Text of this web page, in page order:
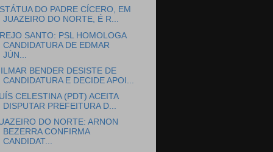
DO PADRE CÍCERO, EM
JUAZEIRO DO NORTE, É R...
SANTO: PSL HOMOLOGA
CANDIDATURA DE EDMAR
JÚN...
BENDER DESISTE DE
CANDIDATURA E DECIDE APOI...
CELESTINA (PDT) ACEITA
DISPUTAR PREFEITURA D...
DO NORTE: ARNON
BEZERRA CONFIRMA
CANDIDAT...